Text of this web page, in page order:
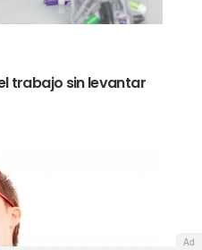
trabajo sin levantar
Ad